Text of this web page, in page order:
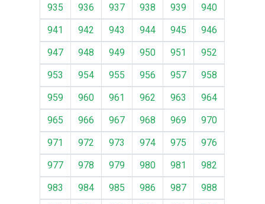
935
936 937 938 939
940
941
942 943 944 945
946
947
948 949 950 951
952
953
954 955 956 957
958
959
960 961 962 963
964
965
966 967 968 969
970
971
972 973 974 975
976
977
978 979 980 981
982
983
984 985 986 987
988